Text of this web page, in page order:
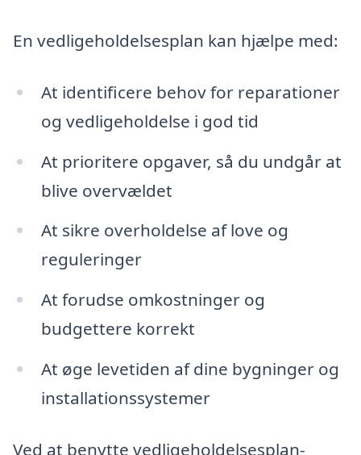
En vedligeholdelsesplan kan hjælpe med:
At identificere behov for reparationer
og vedligeholdelse i god tid
At prioritere opgaver, så du undgår at
blive overvældet
At sikre overholdelse af love og
reguleringer
At forudse omkostninger og
budgettere korrekt
At øge levetiden af dine bygninger og
installationssystemer
Ved at benytte vedligeholdelsesplan-